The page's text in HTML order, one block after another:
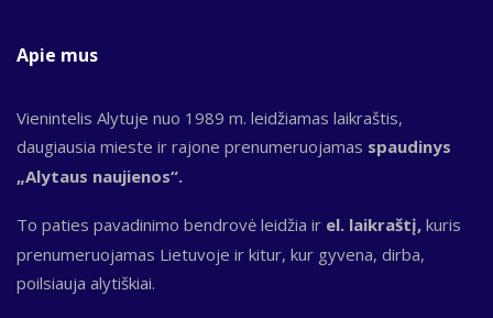
Apie mus
Vienintelis Alytuje nuo 1989 m. leidžiamas laikraštis,
daugiausia mieste ir rajone prenumeruojamas spaudinys
„Alytaus naujienos“.
To paties pavadinimo bendrovė leidžia ir el. laikraštį, kuris
prenumeruojamas Lietuvoje ir kitur, kur gyvena, dirba,
poilsiauja alytiškiai.